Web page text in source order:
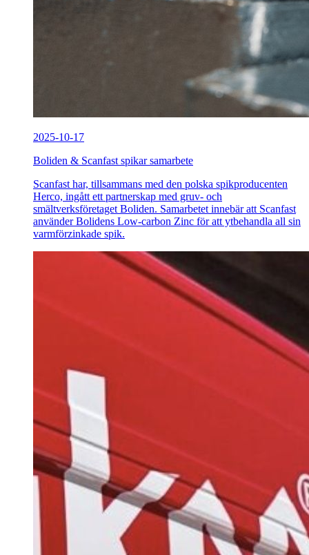
2025-10-17
Boliden & Scanfast spikar samarbete
Scanfast har, tillsammans med den polska spikproducenten
Herco, ingått ett partnerskap med gruv- och
smältverksföretaget Boliden. Samarbetet innebär att Scanfast
använder Bolidens Low-carbon Zinc för att ytbehandla all sin
varmförzinkade spik.